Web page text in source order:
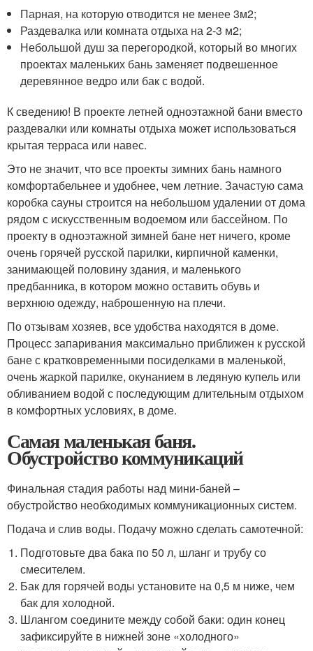
Парная, на которую отводится не менее 3м2;
Раздевалка или комната отдыха на 2-3 м2;
Небольшой душ за перегородкой, который во многих
проектах маленьких бань заменяет подвешенное
деревянное ведро или бак с водой.
К сведению! В проекте летней одноэтажной бани вместо
раздевалки или комнаты отдыха может использоваться
крытая терраса или навес.
Это не значит, что все проекты зимних бань намного
комфортабельнее и удобнее, чем летние. Зачастую сама
коробка сауны строится на небольшом удалении от дома
рядом с искусственным водоемом или бассейном. По
проекту в одноэтажной зимней бане нет ничего, кроме
очень горячей русской парилки, кирпичной каменки,
занимающей половину здания, и маленького
предбанника, в котором можно оставить обувь и
верхнюю одежду, наброшенную на плечи.
По отзывам хозяев, все удобства находятся в доме.
Процесс запаривания максимально приближен к русской
бане с кратковременными посиделками в маленькой,
очень жаркой парилке, окунанием в ледяную купель или
обливанием водой с последующим длительным отдыхом
в комфортных условиях, в доме.
Самая маленькая баня.
Обустройство коммуникаций
Финальная стадия работы над мини-баней –
обустройство необходимых коммуникационных систем.
Подача и слив воды. Подачу можно сделать самотечной:
Подготовьте два бака по 50 л, шланг и трубу со
смесителем.
Бак для горячей воды установите на 0,5 м ниже, чем
бак для холодной.
Шлангом соедините между собой баки: один конец
зафиксируйте в нижней зоне «холодного»